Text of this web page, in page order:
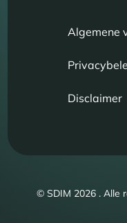
Algemene
Disclaimer
© SDIM 2026 . Alle